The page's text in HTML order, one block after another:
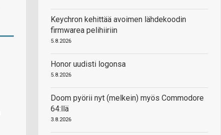
Keychron kehittää avoimen lähdekoodin
firmwarea pelihiiriin
5.8.2026
Honor uudisti logonsa
5.8.2026
Doom pyörii nyt (melkein) myös Commodore
64:llä
3.8.2026